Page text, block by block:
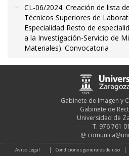
CL-06/2024. Creación de lista
Técnicos Superiores de
Especialidad Resto de
a la Investigación-Servicio de
Materiales). Convocatoria
Gabinete de Imagen y
Gabinete de
Universidad de
T. 976 761
@
Aviso Legal Condiciones generales de uso